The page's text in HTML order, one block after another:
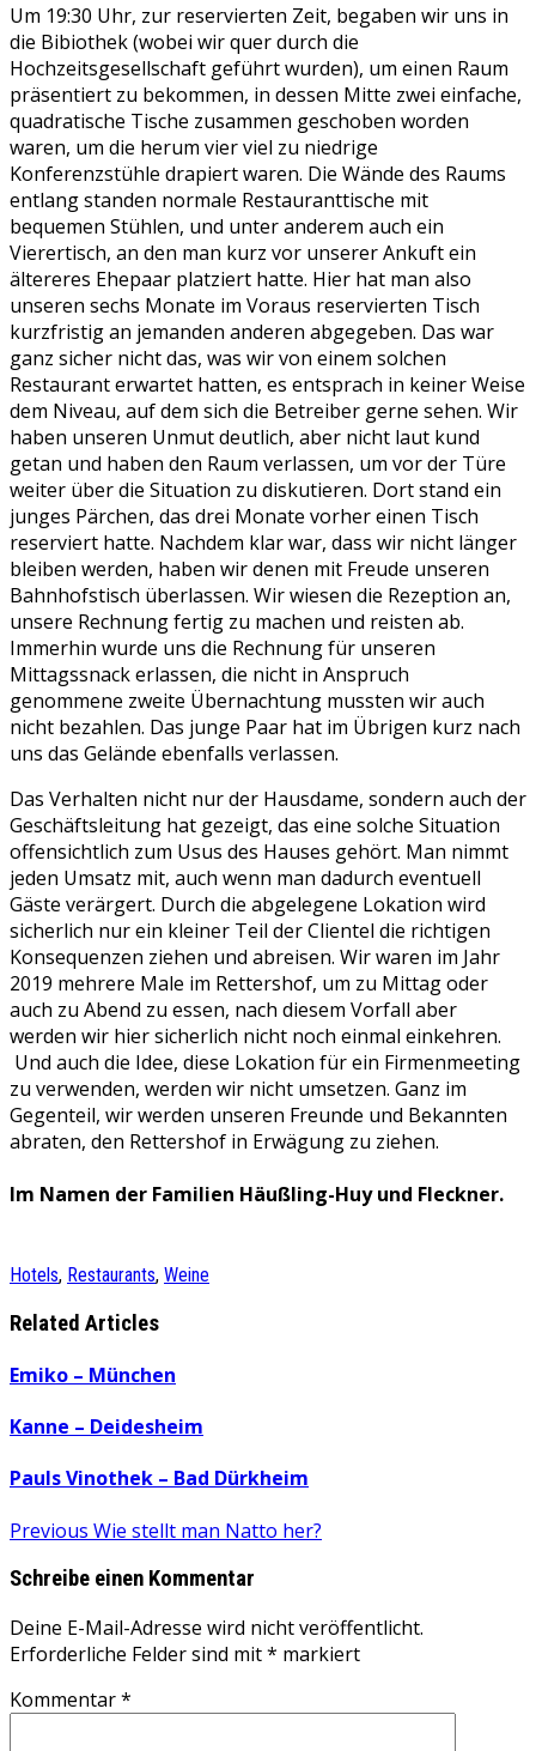
Um 19:30 Uhr, zur reservierten Zeit, begaben wir uns in
die Bibiothek (wobei wir quer durch die
Hochzeitsgesellschaft geführt wurden), um einen Raum
präsentiert zu bekommen, in dessen Mitte zwei einfache,
quadratische Tische zusammen geschoben worden
waren, um die herum vier viel zu niedrige
Konferenzstühle drapiert waren. Die Wände des Raums
entlang standen normale Restauranttische mit
bequemen Stühlen, und unter anderem auch ein
Vierertisch, an den man kurz vor unserer Ankuft ein
ältereres Ehepaar platziert hatte. Hier hat man also
unseren sechs Monate im Voraus reservierten Tisch
kurzfristig an jemanden anderen abgegeben. Das war
ganz sicher nicht das, was wir von einem solchen
Restaurant erwartet hatten, es entsprach in keiner Weise
dem Niveau, auf dem sich die Betreiber gerne sehen. Wir
haben unseren Unmut deutlich, aber nicht laut kund
getan und haben den Raum verlassen, um vor der Türe
weiter über die Situation zu diskutieren. Dort stand ein
junges Pärchen, das drei Monate vorher einen Tisch
reserviert hatte. Nachdem klar war, dass wir nicht länger
bleiben werden, haben wir denen mit Freude unseren
Bahnhofstisch überlassen. Wir wiesen die Rezeption an,
unsere Rechnung fertig zu machen und reisten ab.
Immerhin wurde uns die Rechnung für unseren
Mittagssnack erlassen, die nicht in Anspruch
genommene zweite Übernachtung mussten wir auch
nicht bezahlen. Das junge Paar hat im Übrigen kurz nach
uns das Gelände ebenfalls verlassen.
Das Verhalten nicht nur der Hausdame, sondern auch der
Geschäftsleitung hat gezeigt, das eine solche Situation
offensichtlich zum Usus des Hauses gehört. Man nimmt
jeden Umsatz mit, auch wenn man dadurch eventuell
Gäste verärgert. Durch die abgelegene Lokation wird
sicherlich nur ein kleiner Teil der Clientel die richtigen
Konsequenzen ziehen und abreisen. Wir waren im Jahr
2019 mehrere Male im Rettershof, um zu Mittag oder
auch zu Abend zu essen, nach diesem Vorfall aber
werden wir hier sicherlich nicht noch einmal einkehren.
Und auch die Idee, diese Lokation für ein Firmenmeeting
zu verwenden, werden wir nicht umsetzen. Ganz im
Gegenteil, wir werden unseren Freunde und Bekannten
abraten, den Rettershof in Erwägung zu ziehen.
Im Namen der Familien Häußling-Huy und Fleckner.
Hotels, Restaurants, Weine
Related Articles
Emiko – München
Kanne – Deidesheim
Pauls Vinothek – Bad Dürkheim
Beitragsnavigation
Previous Previous
Wie stellt man Natto her?
Schreibe einen Kommentar
Deine E-Mail-Adresse wird nicht veröffentlicht.
Erforderliche Felder sind mit* markiert
Kommentar*